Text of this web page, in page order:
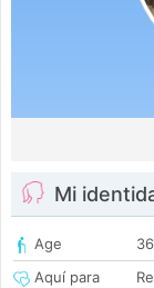
Mi
Age
Aquí para